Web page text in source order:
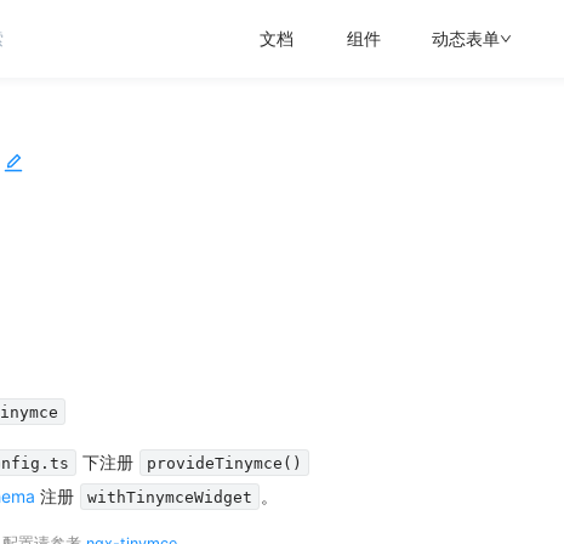
文档 组件 动态表单
下注册 provideTinymce()
注册 withTinymceWidget 。